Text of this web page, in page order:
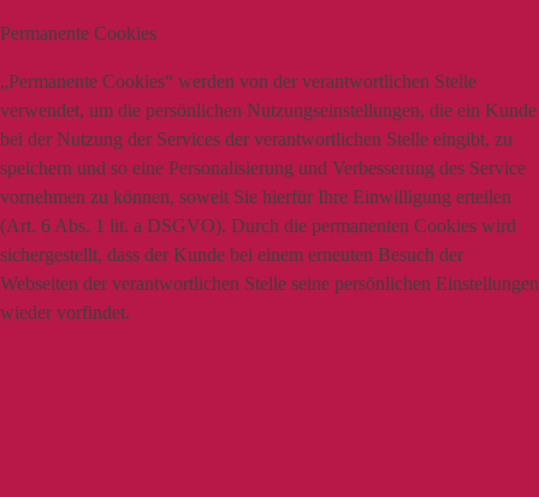
Permanente Cookies
„Permanente Cookies“ werden von der verantwortlichen Stelle
verwendet, um die persönlichen Nutzungseinstellungen, die ein Kunde
bei der Nutzung der Services der verantwortlichen Stelle eingibt, zu
speichern und so eine Personalisierung und Verbesserung des Service
vornehmen zu können, soweit Sie hierfür Ihre Einwilligung erteilen
(Art. 6 Abs. 1 lit. a DSGVO). Durch die permanenten Cookies wird
sichergestellt, dass der Kunde bei einem erneuten Besuch der
Webseiten der verantwortlichen Stelle seine persönlichen Einstellungen
wieder vorfindet.